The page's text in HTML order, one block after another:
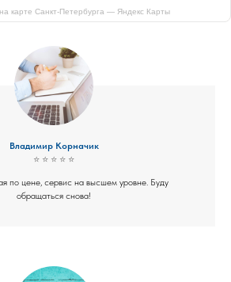
карте Санкт‑Петербурга — Яндекс Карты
Владимир Корначик
⭐ ⭐ ⭐ ⭐ ⭐
по цене, сервис на высшем уровне. Буду
обращаться снова!